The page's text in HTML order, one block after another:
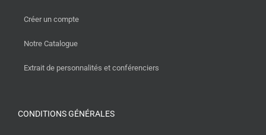
Créer un compte
Notre Catalogue
Extrait de personnalités et conférenciers
CONDITIONS GÉNÉRALES